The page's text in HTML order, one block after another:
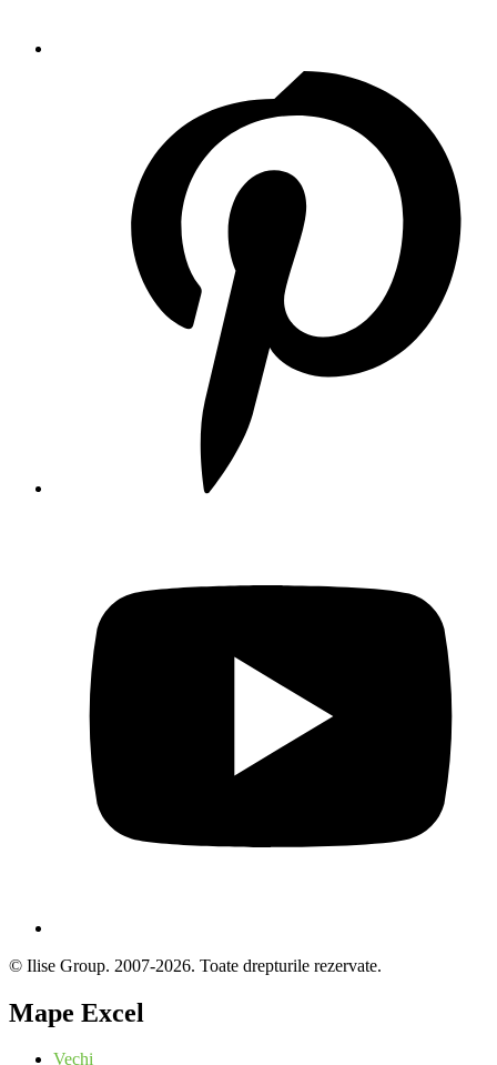
© Ilise Group. 2007-2026. Toate drepturile rezervate.
Mape Excel
Vechi